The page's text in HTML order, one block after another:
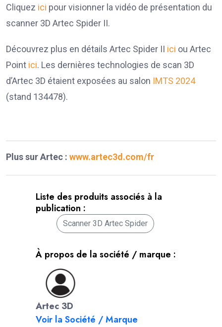
Cliquez ici pour visionner la vidéo de présentation du
scanner 3D Artec Spider II.
Découvrez plus en détails Artec Spider II ici ou Artec
Point ici. Les dernières technologies de scan 3D
d’Artec 3D étaient exposées au salon IMTS 2024
(stand 134478).
Plus sur Artec : www.artec3d.com/fr
Liste des produits associés à la
publication :
Scanner 3D Artec Spider
À propos de la société / marque :
Artec 3D
Voir la Société / Marque